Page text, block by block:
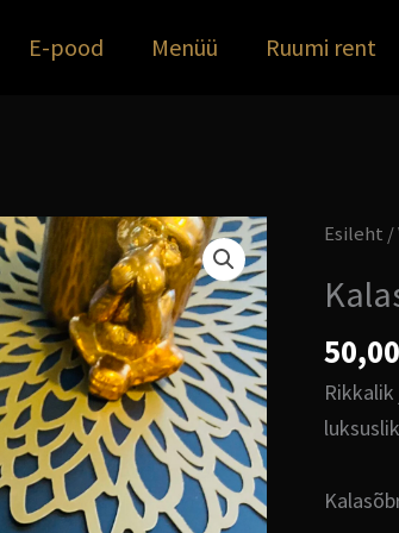
E-pood Menüü Ruumi rent
Esileht /
50,00
1,5kg
kogus